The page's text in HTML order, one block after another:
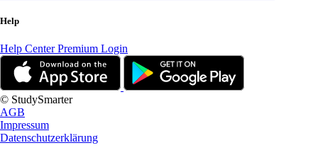
Help
Help CenterPremium Login
© StudySmarter
AGB
Impressum
Datenschutzerklärung